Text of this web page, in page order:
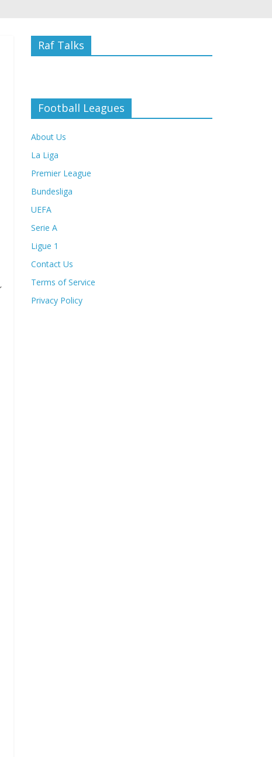
Raf Talks
Football Leagues
About Us
La Liga
Premier League
Bundesliga
UEFA
Serie A
Ligue 1
Contact Us
Terms of Service
Privacy Policy